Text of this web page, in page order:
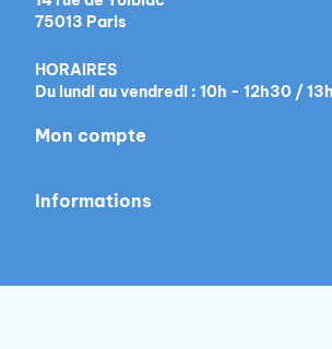
75013 Paris
HORAIRES
Du lundi au vendredi : 10h - 12h30 /
Mon compte
Informations